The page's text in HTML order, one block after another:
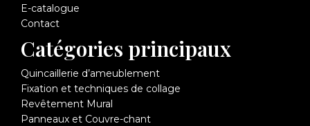
E-catalogue
Contact
Catégories principaux
Quincaillerie d’ameublement
Fixation et techniques de collage
Revêtement Mural
Panneaux et Couvre-chant